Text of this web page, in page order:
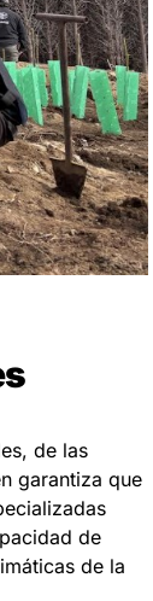
de las
garantiza que
de
de la